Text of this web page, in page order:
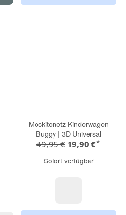
Moskitonetz Kinderwagen
Buggy | 3D Universal
49,95 € 19,90 €*
Sofort verfügbar